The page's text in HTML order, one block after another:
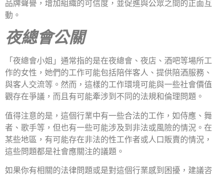
品牌聲譽，增加組織的可信度，並促進與公眾之間的正面互
動。
夜總會公關
「夜總會小姐」通常指的是在夜總會、夜店、酒吧等場所工
作的女性，她們的工作可能包括陪伴客人、提供陪酒服務、
與客人交流等。然而，這樣的工作環境可能與一些社會價值
觀存在爭議，而且有可能牽涉到不同的法規和倫理問題。
值得注意的是，這個行業中有一些合法的工作，如侍應、舞
者、歌手等，但也有一些可能涉及到非法或風險的情況。在
某些地區，有可能存在非法的性工作者或人口販賣的情況，
這些問題都是社會應關注的議題。
如果你有相關的法律問題或是對這個行業感到困擾，建議咨